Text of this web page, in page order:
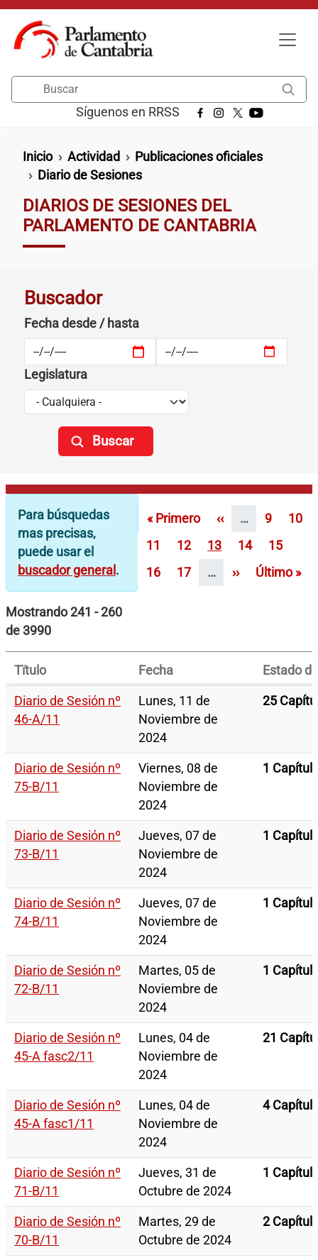
Pasar al contenido principal
Síguenos en RRSS
Ruta de navegación
Inicio Actividad
Publicaciones oficiales
Diario de Sesiones
DIARIOS DE SESIONES DEL
PARLAMENTO DE CANTABRIA
Buscador
Fecha desde / hasta
Legislatura
Para búsquedas
mas precisas,
puede usar el
buscador general .
Mostrando 241 - 260
de 3990
Paginación
Primera página
« Primero Página anterior
‹‹ … Página
9
10
Página
11 Página
12 Página
13 Página
14 Página
15
Página
16 Página
17 … Siguiente
›› Última
Último »
Tïtulo Fecha Estado
Diario de Sesión nº
46-A/11
Lunes, 11 de
Noviembre de
2024
25
Diario de Sesión nº
75-B/11
Viernes, 08 de
Noviembre de
2024
1
Diario de Sesión nº
73-B/11
Jueves, 07 de
Noviembre de
2024
1
Diario de Sesión nº
74-B/11
Jueves, 07 de
Noviembre de
2024
1
Diario de Sesión nº
72-B/11
Martes, 05 de
Noviembre de
2024
1
Diario de Sesión nº
45-A fasc2/11
Lunes, 04 de
Noviembre de
2024
21
Diario de Sesión nº
45-A fasc1/11
Lunes, 04 de
Noviembre de
2024
4
Diario de Sesión nº
71-B/11
Jueves, 31 de
Octubre de 2024
1
Diario de Sesión nº
70-B/11
Martes, 29 de
Octubre de 2024
2